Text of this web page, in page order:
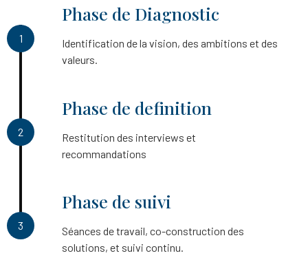
Phase de Diagnostic
Identification de la vision, des ambitions et des
valeurs.
1
Phase de definition
Restitution des interviews et
recommandations
2
Phase de suivi
Séances de travail, co-construction des
solutions, et suivi continu.
3